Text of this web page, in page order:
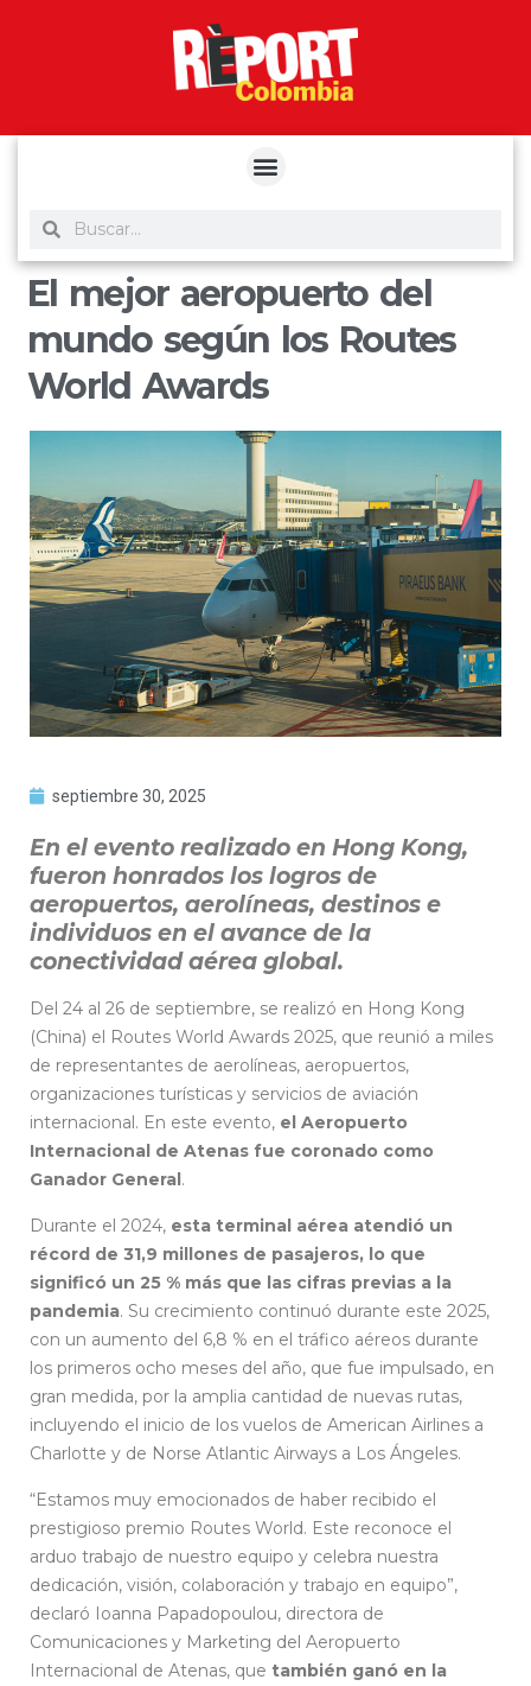
El mejor aeropuerto del
mundo según los Routes
World Awards
septiembre 30, 2025
En el evento realizado en Hong Kong,
fueron honrados los logros de
aeropuertos, aerolíneas, destinos e
individuos en el avance de la
conectividad aérea global.
Del 24 al 26 de septiembre, se realizó en Hong Kong
(China) el Routes World Awards 2025, que reunió a miles
de representantes de aerolíneas, aeropuertos,
organizaciones turísticas y servicios de aviación
internacional. En este evento, el Aeropuerto
Internacional de Atenas fue coronado como
Ganador General.
Durante el 2024, esta terminal aérea atendió un
récord de 31,9 millones de pasajeros, lo que
significó un 25 % más que las cifras previas a la
pandemia. Su crecimiento continuó durante este 2025,
con un aumento del 6,8 % en el tráfico aéreos durante
los primeros ocho meses del año, que fue impulsado, en
gran medida, por la amplia cantidad de nuevas rutas,
incluyendo el inicio de los vuelos de American Airlines a
Charlotte y de Norse Atlantic Airways a Los Ángeles.
“Estamos muy emocionados de haber recibido el
prestigioso premio Routes World. Este reconoce el
arduo trabajo de nuestro equipo y celebra nuestra
dedicación, visión, colaboración y trabajo en equipo”,
declaró Ioanna Papadopoulou, directora de
Comunicaciones y Marketing del Aeropuerto
Internacional de Atenas, que también ganó en la